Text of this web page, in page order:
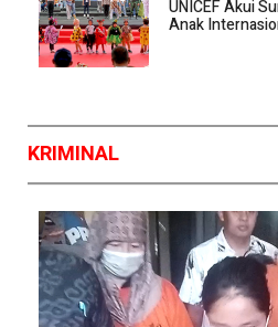
UNICEF Akui
Anak
KRIMINAL